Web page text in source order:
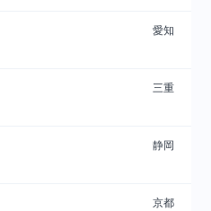
愛知
三重
静岡
京都